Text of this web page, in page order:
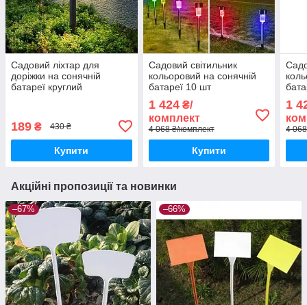
Садовий ліхтар для
доріжки на сонячній
батареї круглий
189 ₴ 430 ₴
Купити
Садовий світильник
кольоровий на сонячній
батареї 10 шт
1 424₴/
комплект
4 068 ₴/комплект
Купити
1
4
Акційні пропозиції та новинки
–67% –66%